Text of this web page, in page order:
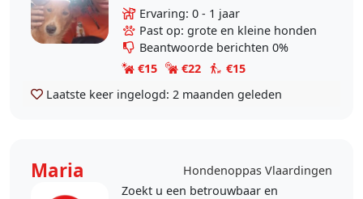
heb ruime ervaring met honden en
vind het geweldig om ze de
aandacht en..
Ervaring: 0 - 1 jaar
Past op: grote en kleine honden
Beantwoorde berichten 0%
€15
€22
€15
Laatste keer ingelogd: 2 maanden geleden
Maria
Hondenoppas Vlaardingen
Zoekt u een betrouwbaar en